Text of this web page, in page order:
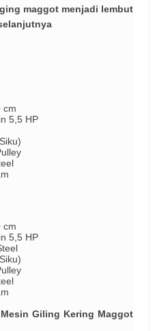
maggot menjadi lembut
HP
HP
Giling Kering Maggot